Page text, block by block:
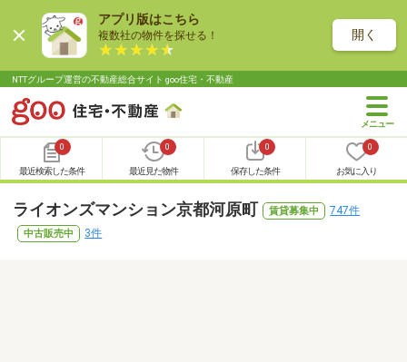
アプリ版はこちら
複数社の物件を探せる！ 開く
NTTグループ運営の不動産総合サイト goo住宅・不動産
0
最近検索した条件
0
最近見た物件
0
保存した条件
0
お気に入り
ライオンズマンション京都河原町 賃貸募集中 747件
中古販売中 3件